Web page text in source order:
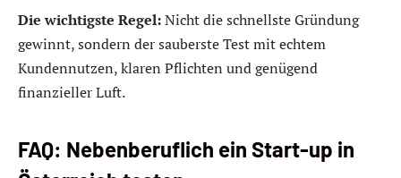
Die wichtigste Regel:Nicht die schnellste Gründung
gewinnt, sondern der sauberste Test mit echtem
Kundennutzen, klaren Pflichten und genügend
finanzieller Luft.
FAQ: Nebenberuflich ein Start-up in